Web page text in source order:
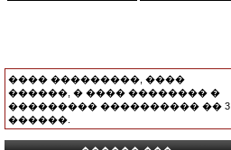
���� ���������, ����
������, � ���� �������� �
��������� ���������� �� 3
������.